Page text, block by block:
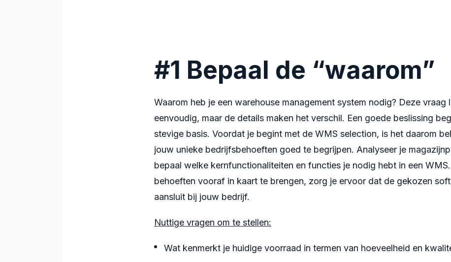
#1 Bepaal de “waarom”
Waarom heb je een warehouse management system nodig? Deze vraag
eenvoudig, maar de details maken het verschil. Een goede beslissing
stevige basis. Voordat je begint met de WMS selection, is het daarom
jouw unieke bedrijfsbehoeften goed te begrijpen. Analyseer je
bepaal welke kernfunctionaliteiten en functies je nodig hebt in een
behoeften vooraf in kaart te brengen, zorg je ervoor dat de gekozen
aansluit bij jouw bedrijf.
Nuttige vragen om te stellen:
Wat kenmerkt je huidige voorraad in termen van hoeveelheid en